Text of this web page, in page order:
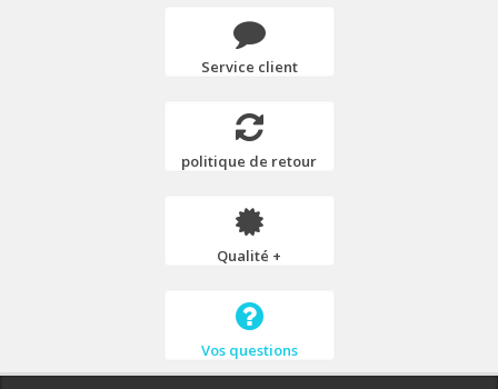
Service client
politique de retour
Qualité +
Vos questions